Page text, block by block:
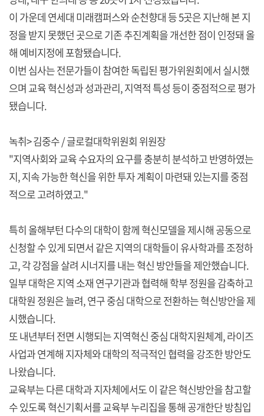
이 가운데 연세대 미래캠퍼스와 순천향대 등 5곳은 지난해 본 지
정을 받지 못했던 곳으로 기존 추진계획을 개선한 점이 인정돼 올
해 예비지정에 포함됐습니다.
이번 심사는 전문가들이 참여한 독립된 평가위원회에서 실시했
으며 교육 혁신성과 성과관리, 지역적 특성 등이 중점적으로 평가
됐습니다.
녹취> 김중수 / 글로컬대학위원회 위원장
"지역사회와 교육 수요자의 요구를 충분히 분석하고 반영하였는
지, 지속 가능한 혁신을 위한 투자 계획이 마련돼 있는지를 중점
적으로 고려하였고."
특히 올해부턴 다수의 대학이 함께 혁신모델을 제시해 공동으로
신청할 수 있게 되면서 같은 지역의 대학들이 유사학과를 조정하
고, 각 강점을 살려 시너지를 내는 혁신 방안들을 제안했습니다.
일부 대학은 지역 소재 연구기관과 협력해 학부 정원을 감축하고
대학원 정원은 늘려, 연구 중심 대학으로 전환하는 혁신방안을 제
시했습니다.
또 내년부터 전면 시행되는 지역혁신 중심 대학지원체계, 라이즈
사업과 연계해 지자체와 대학의 적극적인 협력을 강조한 방안도
나왔습니다.
교육부는 다른 대학과 지자체에서도 이 같은 혁신방안을 참고할
수 있도록 혁신기획서를 교육부 누리집을 통해 공개한단 방침입